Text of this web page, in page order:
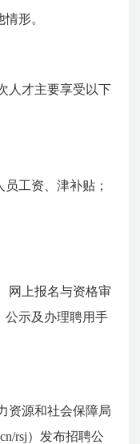
形。
人才主要享受以下
工资、津补贴；
网上报名与资格审
公示及办理聘用手
资源和社会保障局
rsj）发布招聘公